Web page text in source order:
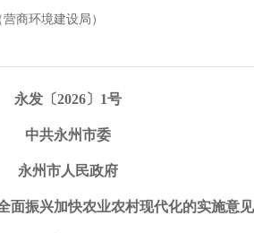
商环境建设局）
永发〔2026〕1号
中共永州市委
永州市人民政府
面振兴加快农业农村现代化的实施意见